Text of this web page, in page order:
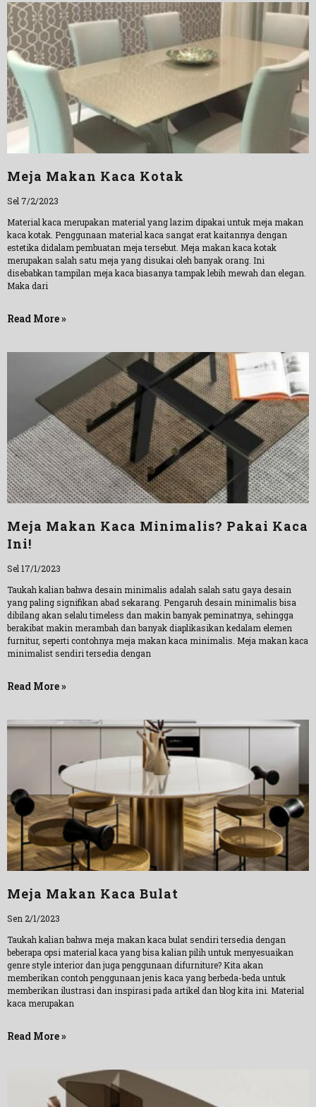
Meja Makan Kaca Kotak
Sel 7/2/2023
Material kaca merupakan material yang lazim dipakai untuk meja makan
kaca kotak. Penggunaan material kaca sangat erat kaitannya dengan
estetika didalam pembuatan meja tersebut. Meja makan kaca kotak
merupakan salah satu meja yang disukai oleh banyak orang. Ini
disebabkan tampilan meja kaca biasanya tampak lebih mewah dan elegan.
Maka dari
Read More »
Meja Makan Kaca Minimalis? Pakai Kaca
Ini!
Sel 17/1/2023
Taukah kalian bahwa desain minimalis adalah salah satu gaya desain
yang paling signifikan abad sekarang. Pengaruh desain minimalis bisa
dibilang akan selalu timeless dan makin banyak peminatnya, sehingga
berakibat makin merambah dan banyak diaplikasikan kedalam elemen
furnitur, seperti contohnya meja makan kaca minimalis. Meja makan kaca
minimalist sendiri tersedia dengan
Read More »
Meja Makan Kaca Bulat
Sen 2/1/2023
Taukah kalian bahwa meja makan kaca bulat sendiri tersedia dengan
beberapa opsi material kaca yang bisa kalian pilih untuk menyesuaikan
genre style interior dan juga penggunaan difurniture? Kita akan
memberikan contoh penggunaan jenis kaca yang berbeda-beda untuk
memberikan ilustrasi dan inspirasi pada artikel dan blog kita ini. Material
kaca merupakan
Read More »